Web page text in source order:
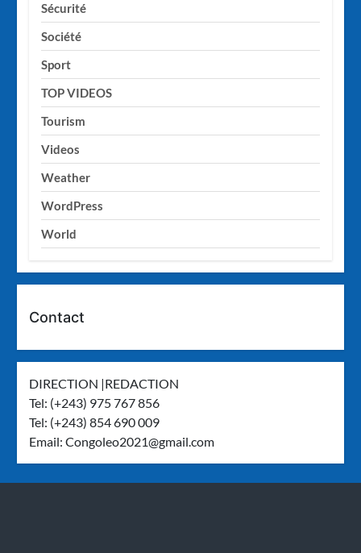
Sécurité
Société
Sport
TOP VIDEOS
Tourism
Videos
Weather
WordPress
World
Contact
DIRECTION |REDACTION
Tel: (+243) 975 767 856
Tel: (+243) 854 690 009
Email:Congoleo2021@gmail.com